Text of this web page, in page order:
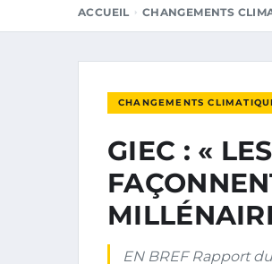
ACCUEIL CHANGEMENTS
CHANGEMENTS
GIEC : «
EN BREF Rapport